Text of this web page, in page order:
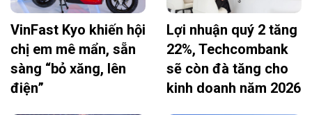
VinFast Kyo khiến hội
chị em mê mẩn, sẵn
sàng “bỏ xăng, lên
điện”
Lợi nhuận quý 2 tăng
22%, Techcombank
sẽ còn đà tăng cho
kinh doanh năm 2026